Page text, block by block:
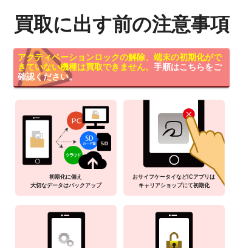
買取に出す前の注意事項
アクティベーションロックの解除、端末の初期化がで
きていない機種は買取できません。 手順はこちらをご
確認ください。
初期化に備え
大切なデータはバックアップ
おサイフケータイなどICアプリは
キャリアショップにて初期化